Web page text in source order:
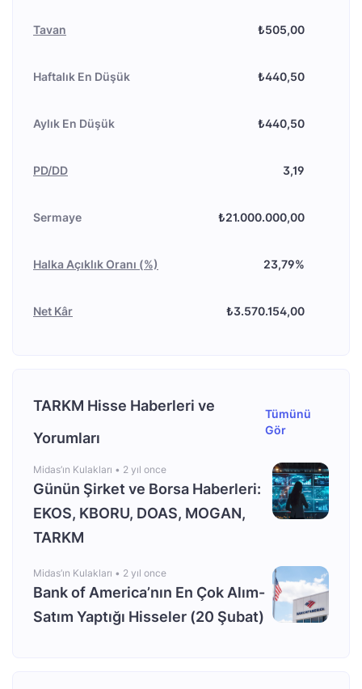
Tavan ₺505,00
Haftalık En Düşük ₺440,50
Aylık En Düşük ₺440,50
PD/DD 3,19
Sermaye ₺21.000.000,00
Halka Açıklık Oranı (%) 23,79%
Net Kâr ₺3.570.154,00
TARKM Hisse Haberleri ve
Yorumları
Tümünü
Gör
Midas’ın Kulakları • 2 yıl once
Günün Şirket ve Borsa Haberleri:
EKOS, KBORU, DOAS, MOGAN,
TARKM
Midas’ın Kulakları • 2 yıl once
Bank of America’nın En Çok Alım-
Satım Yaptığı Hisseler (20 Şubat)